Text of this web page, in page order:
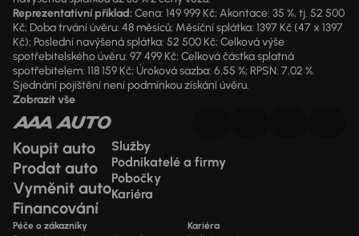
Reprezentativní příklad:Cena: 149 999 Kč; Akontace: 35 %, tj. 52 500
Kč; Doba trvání úvěru: 48 měsíců; Měsíční splátka: 1397 Kč (47 x 1397
Kč); Poslední navýšená splátka: 52 500 Kč; Celková výše
spotřebitelského úvěru: 97 499 Kč; Celková částka splatná
spotřebitelem: 118 159 Kč; Úroková sazba: 6,55 %; RPSN: 7,02 %.
Sjednání pojištění není podmínkou získání úvěru.
Zobrazit vše
Koupit auto
Prodat auto
Vyměnit auto
Financování
Služby
Podnikatelé a firmy
Pobočky
Kariéra
Péče o zákazníky Kariéra